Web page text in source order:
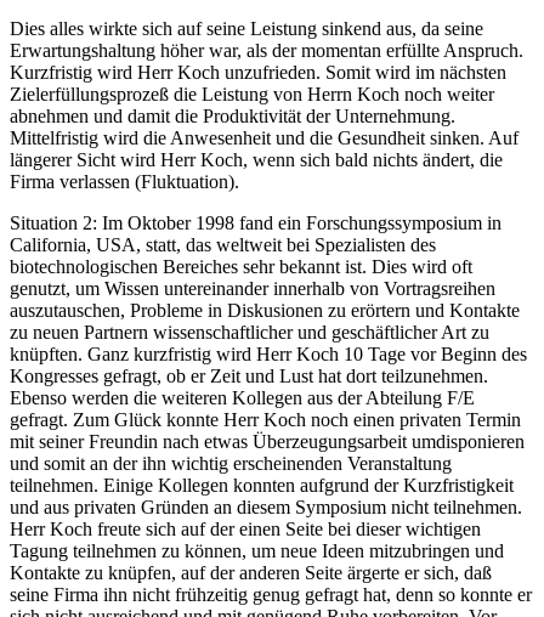
Dies alles wirkte sich auf seine Leistung sinkend aus, da seine
Erwartungshaltung höher war, als der momentan erfüllte Anspruch.
Kurzfristig wird Herr Koch unzufrieden. Somit wird im nächsten
Zielerfüllungsprozeß die Leistung von Herrn Koch noch weiter
abnehmen und damit die Produktivität der Unternehmung.
Mittelfristig wird die Anwesenheit und die Gesundheit sinken. Auf
längerer Sicht wird Herr Koch, wenn sich bald nichts ändert, die
Firma verlassen (Fluktuation).
Situation 2: Im Oktober 1998 fand ein Forschungssymposium in
California, USA, statt, das weltweit bei Spezialisten des
biotechnologischen Bereiches sehr bekannt ist. Dies wird oft
genutzt, um Wissen untereinander innerhalb von Vortragsreihen
auszutauschen, Probleme in Diskusionen zu erörtern und Kontakte
zu neuen Partnern wissenschaftlicher und geschäftlicher Art zu
knüpften. Ganz kurzfristig wird Herr Koch 10 Tage vor Beginn des
Kongresses gefragt, ob er Zeit und Lust hat dort teilzunehmen.
Ebenso werden die weiteren Kollegen aus der Abteilung F/E
gefragt. Zum Glück konnte Herr Koch noch einen privaten Termin
mit seiner Freundin nach etwas Überzeugungsarbeit umdisponieren
und somit an der ihn wichtig erscheinenden Veranstaltung
teilnehmen. Einige Kollegen konnten aufgrund der Kurzfristigkeit
und aus privaten Gründen an diesem Symposium nicht teilnehmen.
Herr Koch freute sich auf der einen Seite bei dieser wichtigen
Tagung teilnehmen zu können, um neue Ideen mitzubringen und
Kontakte zu knüpfen, auf der anderen Seite ärgerte er sich, daß
seine Firma ihn nicht frühzeitig genug gefragt hat, denn so konnte er